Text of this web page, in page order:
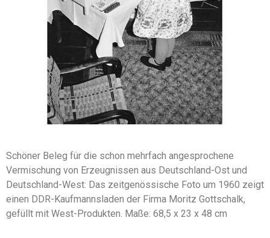
Schöner Beleg für die schon mehrfach angesprochene
Vermischung von Erzeugnissen aus Deutschland-Ost und
Deutschland-West: Das zeitgenössische Foto um 1960 zeigt
einen DDR-Kaufmannsladen der Firma Moritz Gottschalk,
gefüllt mit West-Produkten. Maße: 68,5 x 23 x 48 cm